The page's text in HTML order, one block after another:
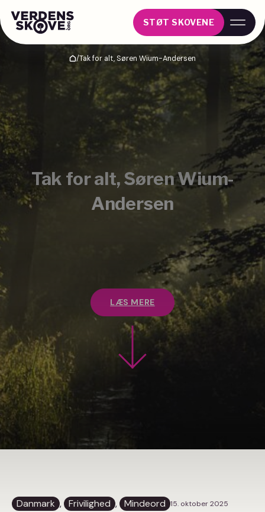
STØT SKOVENE
Hjem/Tak for alt, Søren Wium-Andersen
Tak for alt, Søren Wium-
Andersen
LÆS MERE
Danmark , Frivilighed , Mindeord 15. oktober 2025